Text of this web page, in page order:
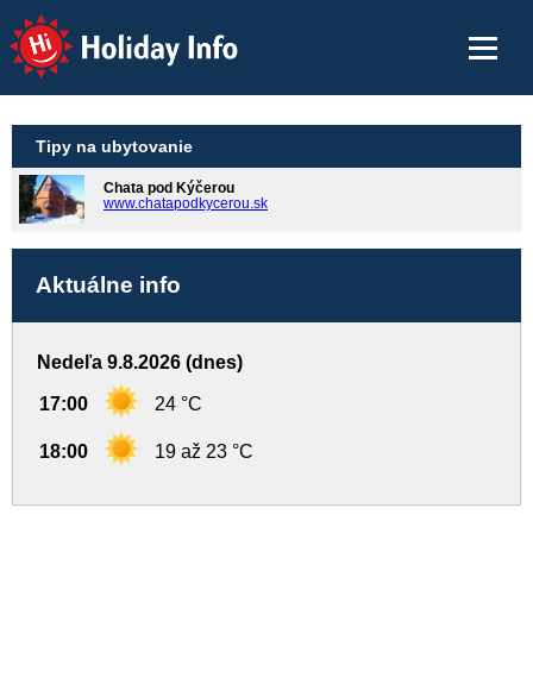
Holiday Info
Tipy na ubytovanie
Chata pod Kýčerou
www.chatapodkycerou.sk
Aktuálne info
Nedeľa 9.8.2026 (dnes)
17:00 24 °C
18:00 19 až 23 °C